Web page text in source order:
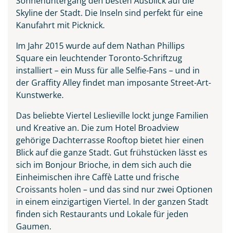
Skyline der Stadt. Die Inseln sind perfekt für eine
Kanufahrt mit Picknick.
Im Jahr 2015 wurde auf dem Nathan Phillips
Square ein leuchtender Toronto-Schriftzug
installiert – ein Muss für alle Selfie-Fans – und in
der Graffity Alley findet man imposante Street-Art-
Kunstwerke.
Das beliebte Viertel Leslieville lockt junge Familien
und Kreative an. Die zum Hotel Broadview
gehörige Dachterrasse Rooftop bietet hier einen
Blick auf die ganze Stadt. Gut frühstücken lässt es
sich im Bonjour Brioche, in dem sich auch die
Einheimischen ihre Caffè Latte und frische
Croissants holen – und das sind nur zwei Optionen
in einem einzigartigen Viertel. In der ganzen Stadt
finden sich Restaurants und Lokale für jeden
Gaumen.